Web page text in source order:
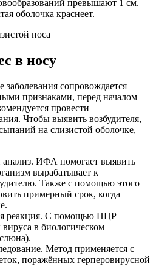
превышают 1 см.
оболочка краснеет.
носа
в носу
заболевания сопровождается
признаками, перед началом
провести
Чтобы выявить возбудителя,
на слизистой оболочке,
ИФА помогает выявить
вырабатывает к
Также с помощью этого
примерный срок, когда
реакция. С помощью ПЦР
в биологическом
Метод применяется с
поражённых герперовирусной